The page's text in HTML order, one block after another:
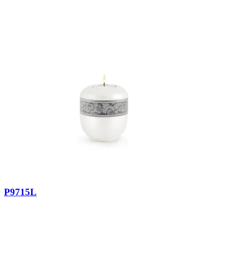
P9715L